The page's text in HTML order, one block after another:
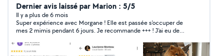
NAC & chevaux. Bienveillance garantie !
Dernier avis laissé par Marion : 5/5
Il y a plus de 6 mois
Super expérience avec Morgane ! Elle est passée s'occuper de
mes 2 mimis pendant 6 jours. Je recommande +++ ! J'ai eu des
elle a joué avec eux, leur a fait des câlins... J'ai eu l'esprit
vraiment tranquille ! A bientôt Morgane :)